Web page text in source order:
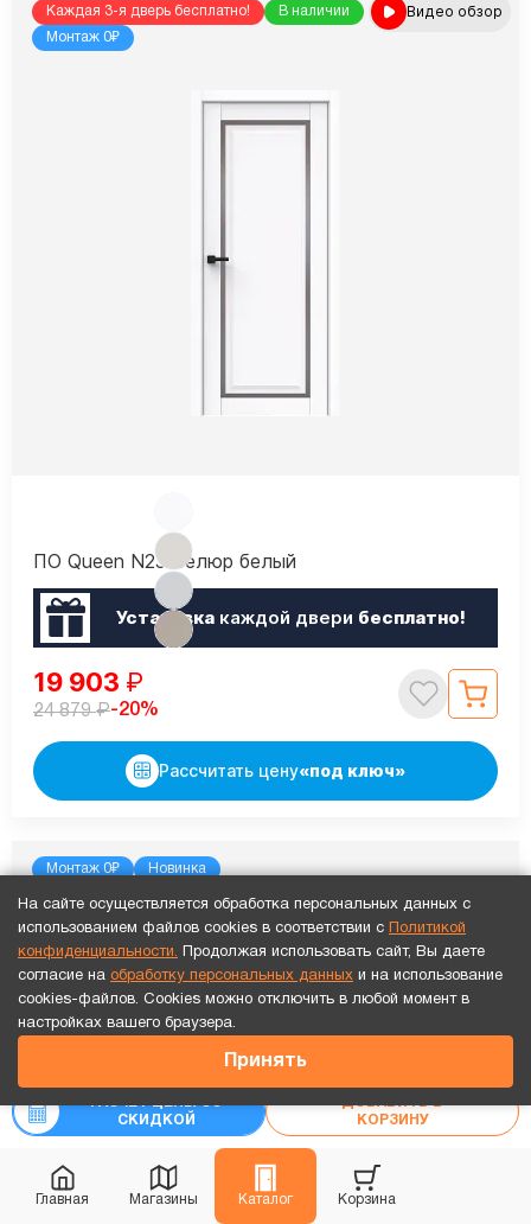
Главная Магазины Каталог Корзина
Точный расчет за 10 минут по СМС или телефону!
СКИДКОЙ
КОРЗИНУ
Каждая 3-я дверь бесплатно!
В наличии
Монтаж 0₽
Видео обзор
ПО Queen N23 Велюр белый
Установкакаждой двери бесплатно!
19 903 ₽
24 879₽-20%
Рассчитать цену«под ключ»
Монтаж 0₽ Новинка
На сайте осуществляется обработка персональных данных с
использованием файлов cookies в соответствии с
Политикой
конфиденциальности. Продолжая использовать сайт, Вы даете
согласие на обработку персональных данных и на использование
cookies-файлов. Cookies можно отключить в любой момент в
настройках вашего браузера.
Принять